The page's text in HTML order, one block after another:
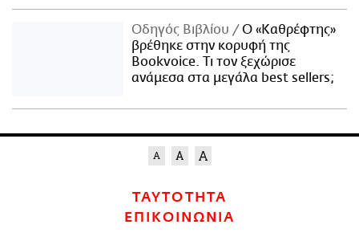
Οδηγός Βιβλίου
Ο «Καθρέφτης»
βρέθηκε στην κορυφή της
Bookvoice. Τι τον ξεχώρισε
ανάμεσα στα μεγάλα best sellers;
ΤΑΥΤΟΤΗΤΑ
ΕΠΙΚΟΙΝΩΝΙΑ